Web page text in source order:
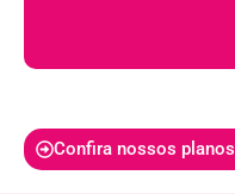
Confira nossos planos